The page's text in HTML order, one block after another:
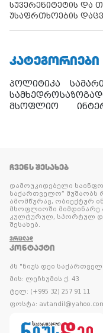
სუვერენიტეტის და
უსაფრთხოების
ᲙᲐᲢᲔᲒᲝᲠᲘᲔᲑᲘ
პოლიტიკა
სამხედრო
მსოფლიო
ᲩᲕᲔᲜᲡ ᲨᲔᲡᲐᲮᲔᲑ
დამოუკიდებელი
საქართველო” მუშაობს
ამომწურავ, ობიექტურ
მსოფლიოში
კულტურულ, სპორტულ და
შესახებ.
ᲕᲠᲪᲚᲐᲓ
ᲙᲝᲜᲢᲐᲥᲢᲘ
პს "ნიუს დეი
მის: ლეჩხუმის ქ. 43
ტელ: (+995 32) 257 91 11
ფოსტა: